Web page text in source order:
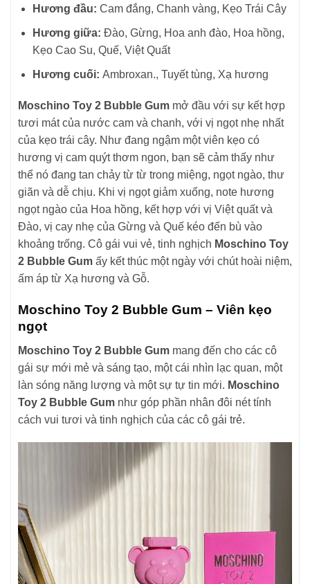
Hương đầu: Cam đắng, Chanh vàng, Kẹo Trái Cây
Hương giữa: Đào, Gừng, Hoa anh đào, Hoa hồng,
Kẹo Cao Su, Quế, Việt Quất
Hương cuối: Ambroxan., Tuyết tùng, Xạ hương
Moschino Toy 2 Bubble Gum mở đầu với sự kết hợp
tươi mát của nước cam và chanh, với vị ngọt nhẹ nhất
của kẹo trái cây. Như đang ngậm một viên kẹo có
hương vị cam quýt thơm ngon, bạn sẽ cảm thấy như
thể nó đang tan chảy từ từ trong miệng, ngọt ngào, thư
giãn và dễ chịu. Khi vị ngọt giảm xuống, note hương
ngọt ngào của Hoa hồng, kết hợp với vị Việt quất và
Đào, vị cay nhẹ của Gừng và Quế kéo đến bù vào
khoảng trống. Cô gái vui vẻ, tinh nghịch Moschino Toy
2 Bubble Gum ấy kết thúc một ngày với chút hoài niệm,
ấm áp từ Xạ hương và Gỗ.
Moschino Toy 2 Bubble Gum – Viên kẹo
ngọt
Moschino Toy 2 Bubble Gum mang đến cho các cô
gái sự mới mẻ và sáng tạo, một cái nhìn lạc quan, một
làn sóng năng lượng và một sự tự tin mới. Moschino
Toy 2 Bubble Gum như góp phần nhân đôi nét tính
cách vui tươi và tinh nghịch của các cô gái trẻ.